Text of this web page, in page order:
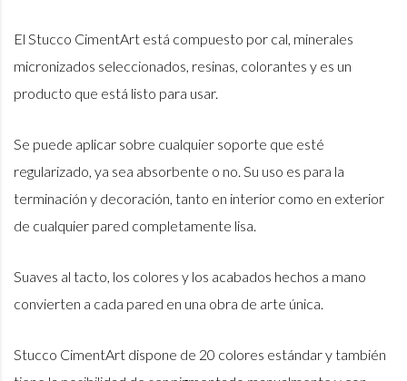
El Stucco CimentArt está compuesto por cal, minerales
micronizados seleccionados, resinas, colorantes y es un
producto que está listo para usar.
Se puede aplicar sobre cualquier soporte que esté
regularizado, ya sea absorbente o no. Su uso es para la
terminación y decoración, tanto en interior como en exterior
de cualquier pared completamente lisa.
Suaves al tacto, los colores y los acabados hechos a mano
convierten a cada pared en una obra de arte única.
Stucco CimentArt dispone de 20 colores estándar y también